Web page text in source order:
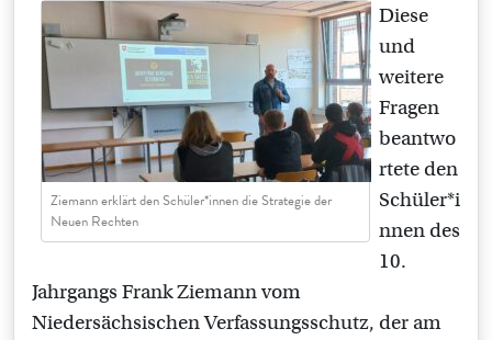
Ziemann erklärt den Schüler*innen die Strategie der
Neuen Rechten
Diese
und
weitere
Fragen
beantwo
rtete den
Schüler*i
nnen des
10.
Jahrgangs Frank Ziemann vom
Niedersächsischen Verfassungsschutz, der am